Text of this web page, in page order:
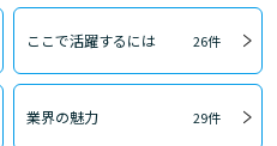
ここで活躍するには 26件
業界の魅力 29件